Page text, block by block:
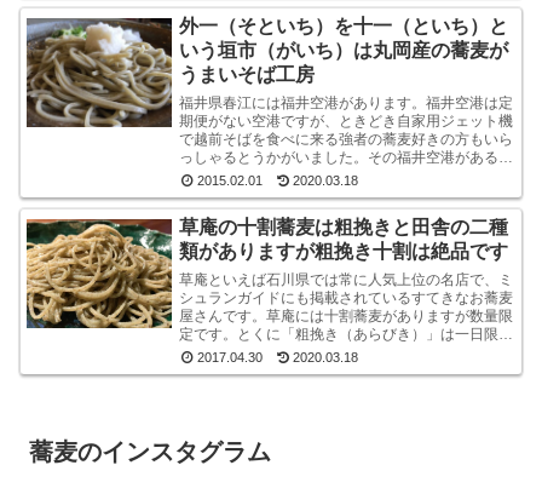
外一（そといち）を十一（といち）と
いう垣市（がいち）は丸岡産の蕎麦が
うまいそば工房
福井県春江には福井空港があります。福井空港は定
期便がない空港ですが、ときどき自家用ジェット機
で越前そばを食べに来る強者の蕎麦好きの方もいら
っしゃるとうかがいました。その福井空港がある春
江には、垣市（がいち）という小さなお蕎麦屋さん
があります...
2015.02.01 2020.03.18
草庵の十割蕎麦は粗挽きと田舎の二種
類がありますが粗挽き十割は絶品です
草庵といえば石川県では常に人気上位の名店で、ミ
シュランガイドにも掲載されているすてきなお蕎麦
屋さんです。草庵には十割蕎麦がありますが数量限
定です。とくに「粗挽き（あらびき）」は一日限定
１０食というレアな十割蕎麦です。もしも、十割粗
挽きがオー...
2017.04.30 2020.03.18
蕎麦のインスタグラム